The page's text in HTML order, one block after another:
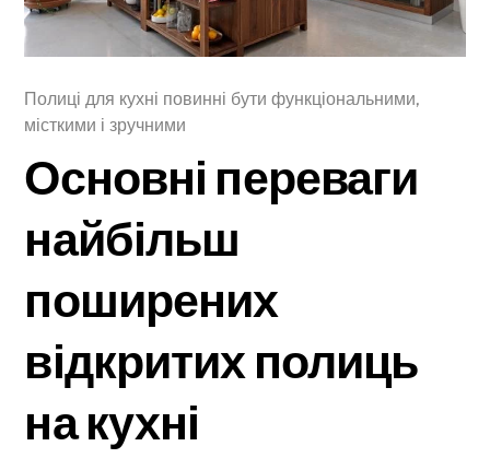
Полиці для кухні повинні бути функціональними,
місткими і зручними
Основні переваги
найбільш
поширених
відкритих полиць
на кухні